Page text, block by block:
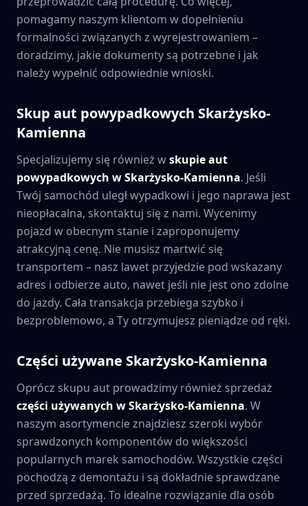
pomagamy naszym klientom w dopełnieniu
formalności związanych z wyrejestrowaniem –
doradzimy, jakie dokumenty są potrzebne i jak
należy wypełnić odpowiednie wnioski.
Skup aut powypadkowych Skarżysko-
Kamienna
Specjalizujemy się również wskupie aut
powypadkowych wSkarżysko-Kamienna. Jeśli
Twój samochód uległ wypadkowi i jego naprawa jest
nieopłacalna, skontaktuj się z nami. Wycenimy
pojazd w obecnym stanie i zaproponujemy
atrakcyjną cenę. Nie musisz martwić się
transportem – nasz lawet przyjedzie pod wskazany
adres i odbierze auto, nawet jeśli nie jest ono zdolne
do jazdy. Cała transakcja przebiega szybko i
bezproblemowo, a Ty otrzymujesz pieniądze od ręki.
Części używane Skarżysko-Kamienna
Oprócz skupu aut prowadzimy również sprzedaż
części używanych wSkarżysko-Kamienna. W
naszym asortymencie znajdziesz szeroki wybór
sprawdzonych komponentów do większości
popularnych marek samochodów. Wszystkie części
pochodzą z demontażu i są dokładnie sprawdzane
przed sprzedażą. To idealne rozwiązanie dla osób